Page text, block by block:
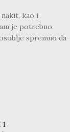
kao i
je potrebno
spremno da